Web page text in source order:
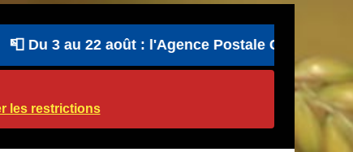
Du 3 au 22 août : l'Agence Postale Communale
les restrictions